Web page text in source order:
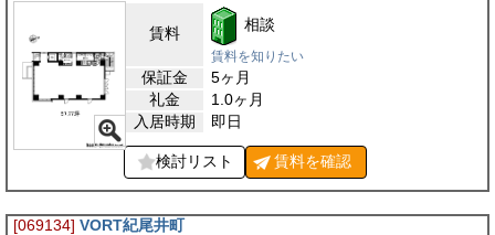
賃料 相談
賃料を知りたい
保証金
5ヶ月
礼金
1.0ヶ月
入居時期
即日
検討リスト 賃料を確認
[069134] VORT紀尾井町